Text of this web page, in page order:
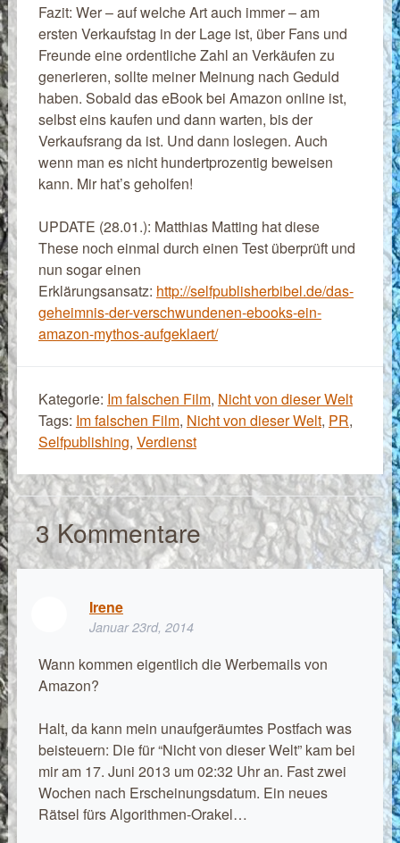
Fazit: Wer – auf welche Art auch immer – am
ersten Verkaufstag in der Lage ist, über Fans und
Freunde eine ordentliche Zahl an Verkäufen zu
generieren, sollte meiner Meinung nach Geduld
haben. Sobald das eBook bei Amazon online ist,
selbst eins kaufen und dann warten, bis der
Verkaufsrang da ist. Und dann loslegen. Auch
wenn man es nicht hundertprozentig beweisen
kann. Mir hat’s geholfen!
UPDATE (28.01.): Matthias Matting hat diese
These noch einmal durch einen Test überprüft und
nun sogar einen
Erklärungsansatz: http://selfpublisherbibel.de/das-
geheimnis-der-verschwundenen-ebooks-ein-
amazon-mythos-aufgeklaert/
Kategorie: Im falschen Film, Nicht von dieser Welt
Tags: Im falschen Film, Nicht von dieser Welt, PR,
Selfpublishing, Verdienst
3Kommentare
Irene
Januar 23rd, 2014
Wann kommen eigentlich die Werbemails von
Amazon?
Halt, da kann mein unaufgeräumtes Postfach was
beisteuern: Die für “Nicht von dieser Welt” kam bei
mir am 17. Juni 2013 um 02:32 Uhr an. Fast zwei
Wochen nach Erscheinungsdatum. Ein neues
Rätsel fürs Algorithmen-Orakel…